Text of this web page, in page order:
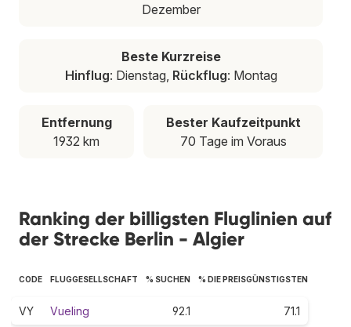
Dezember
Beste Kurzreise
Hinflug: Dienstag, Rückflug: Montag
Entfernung
1932 km
Bester Kaufzeitpunkt
70 Tage im Voraus
Ranking der billigsten Fluglinien auf
der Strecke Berlin - Algier
CODE FLUGGESELLSCHAFT % SUCHEN % DIE PREISGÜNSTIGSTEN
VY Vueling 92.1 71.1